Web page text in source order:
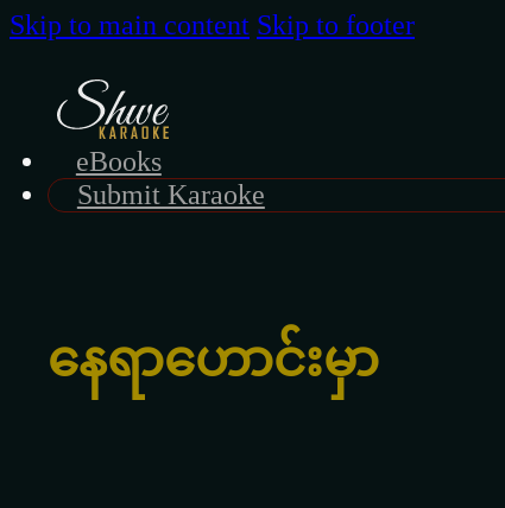
Skip to main content Skip to footer
eBooks
Submit Karaoke
နေရာဟောင်းမှာ